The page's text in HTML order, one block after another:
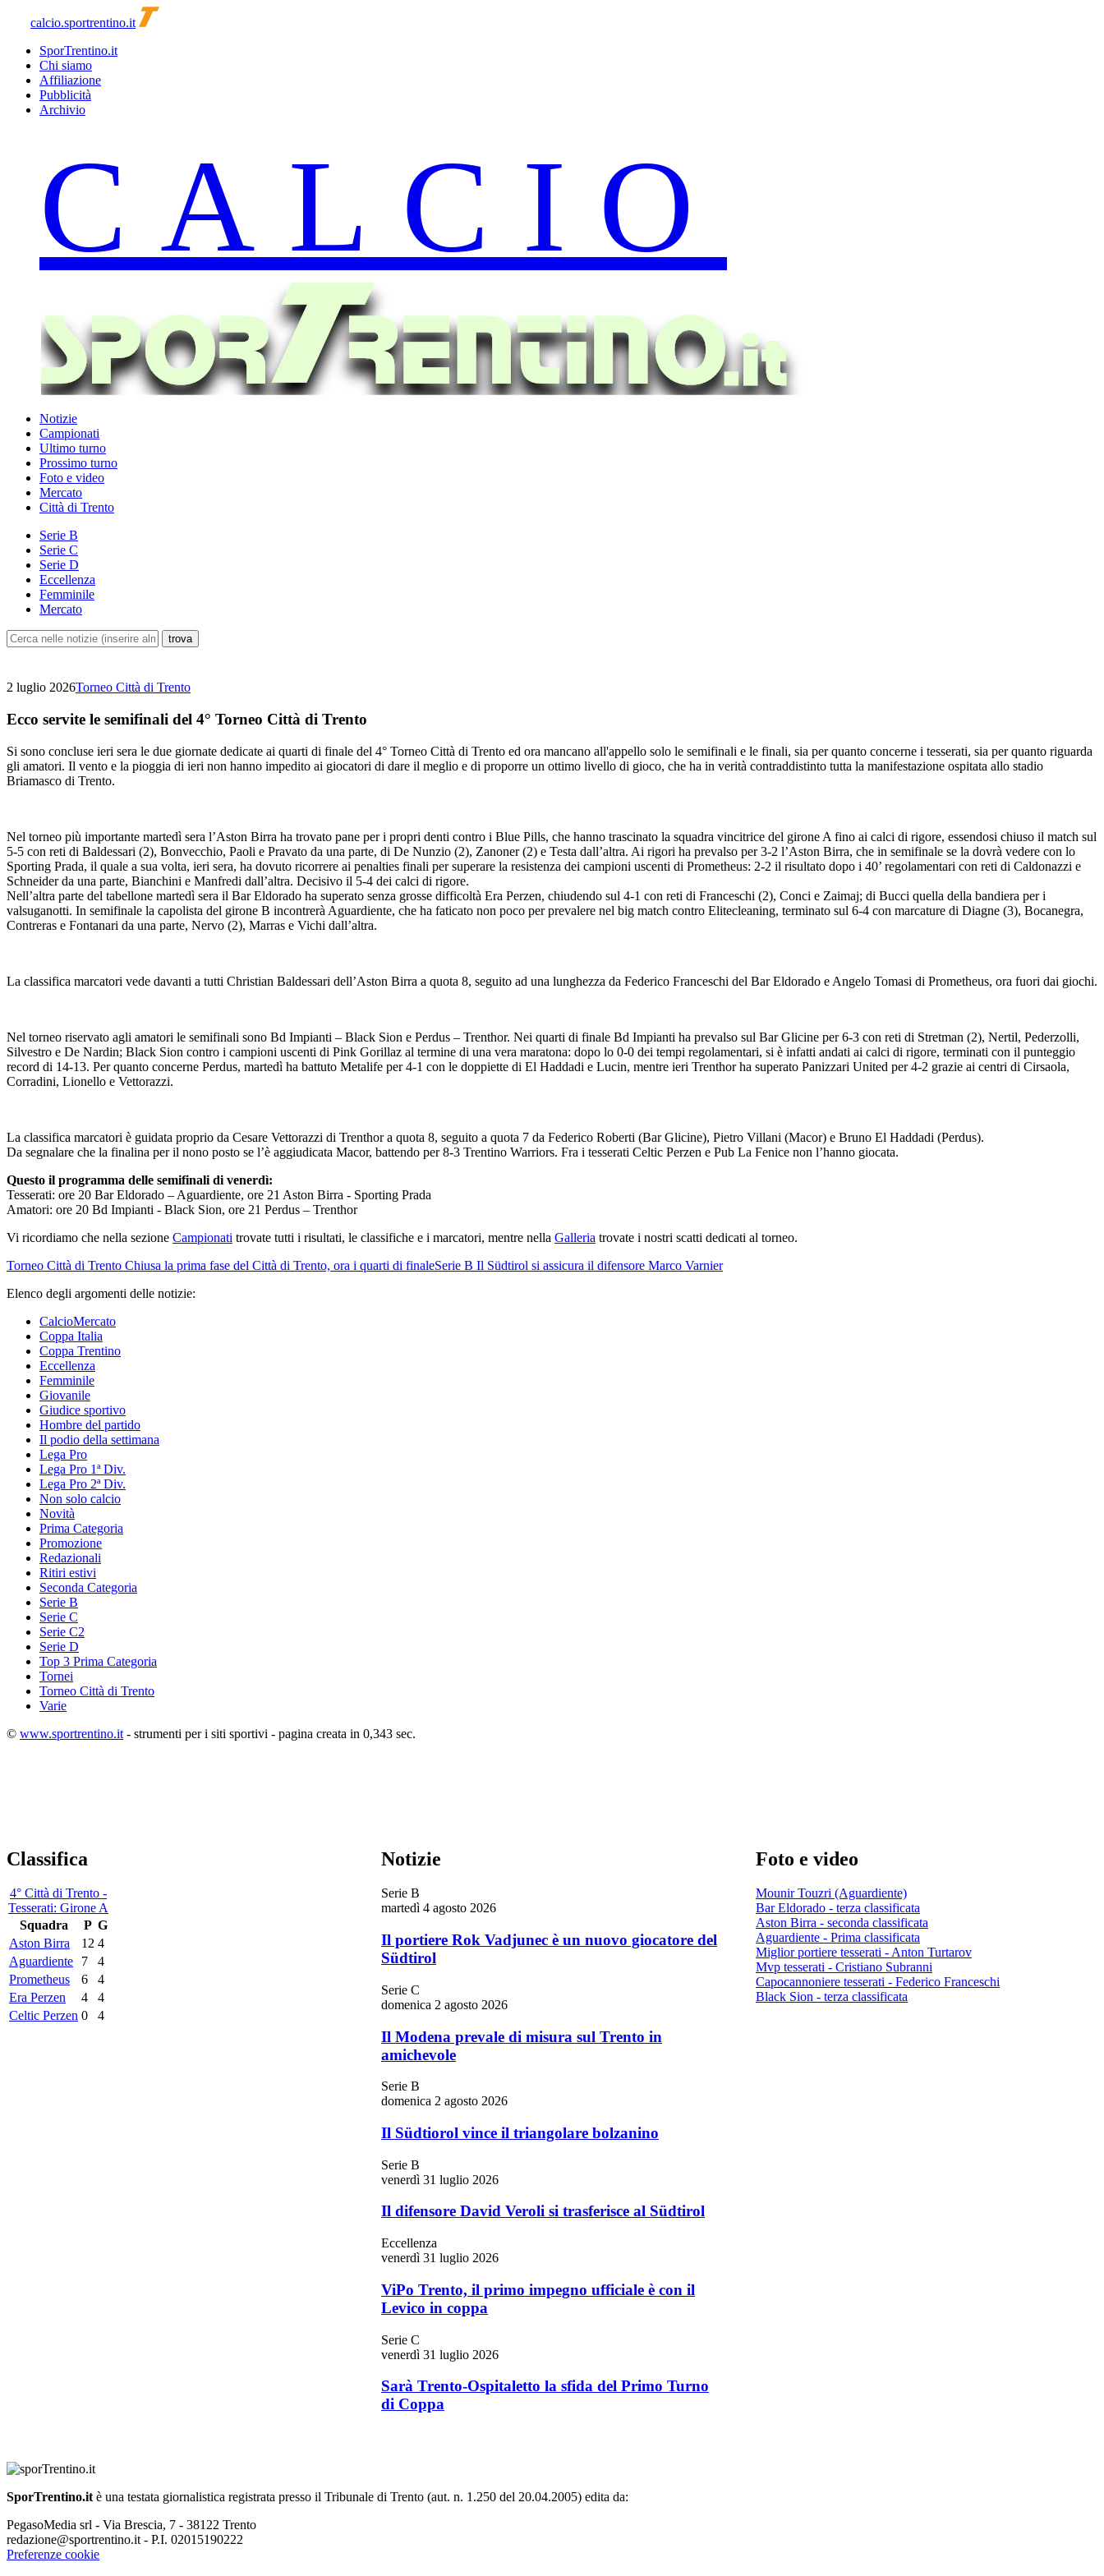
calcio.sportrentino.it
SporTrentino.it
Chi siamo
Affiliazione
Pubblicità
Archivio
Notizie
Campionati
Ultimo turno
Prossimo turno
Foto e video
Mercato
Città di Trento
Serie B
Serie C
Serie D
Eccellenza
Femminile
Mercato
2 luglio 2026Torneo Città di Trento
Ecco servite le semifinali del 4° Torneo Città di Trento
Si sono concluse ieri sera le due giornate dedicate ai quarti di finale del 4° Torneo Città di Trento ed ora mancano all'appello solo le semifinali e le finali, sia per quanto concerne i tesserati, sia per quanto riguarda
gli amatori. Il vento e la pioggia di ieri non hanno impedito ai giocatori di dare il meglio e di proporre un ottimo livello di gioco, che ha in verità contraddistinto tutta la manifestazione ospitata allo stadio
Briamasco di Trento.
Nel torneo più importante martedì sera l’Aston Birra ha trovato pane per i propri denti contro i Blue Pills, che hanno trascinato la squadra vincitrice del girone A fino ai calci di rigore, essendosi chiuso il match sul
5-5 con reti di Baldessari (2), Bonvecchio, Paoli e Pravato da una parte, di De Nunzio (2), Zanoner (2) e Testa dall’altra. Ai rigori ha prevalso per 3-2 l’Aston Birra, che in semifinale se la dovrà vedere con lo
Sporting Prada, il quale a sua volta, ieri sera, ha dovuto ricorrere ai penalties finali per superare la resistenza dei campioni uscenti di Prometheus: 2-2 il risultato dopo i 40’ regolamentari con reti di Caldonazzi e
Schneider da una parte, Bianchini e Manfredi dall’altra. Decisivo il 5-4 dei calci di rigore.
Nell’altra parte del tabellone martedì sera il Bar Eldorado ha superato senza grosse difficoltà Era Perzen, chiudendo sul 4-1 con reti di Franceschi (2), Conci e Zaimaj; di Bucci quella della bandiera per i
valsuganotti. In semifinale la capolista del girone B incontrerà Aguardiente, che ha faticato non poco per prevalere nel big match contro Elitecleaning, terminato sul 6-4 con marcature di Diagne (3), Bocanegra,
Contreras e Fontanari da una parte, Nervo (2), Marras e Vichi dall’altra.
La classifica marcatori vede davanti a tutti Christian Baldessari dell’Aston Birra a quota 8, seguito ad una lunghezza da Federico Franceschi del Bar Eldorado e Angelo Tomasi di Prometheus, ora fuori dai giochi.
Nel torneo riservato agli amatori le semifinali sono Bd Impianti – Black Sion e Perdus – Trenthor. Nei quarti di finale Bd Impianti ha prevalso sul Bar Glicine per 6-3 con reti di Stretman (2), Nertil, Pederzolli,
Silvestro e De Nardin; Black Sion contro i campioni uscenti di Pink Gorillaz al termine di una vera maratona: dopo lo 0-0 dei tempi regolamentari, si è infatti andati ai calci di rigore, terminati con il punteggio
record di 14-13. Per quanto concerne Perdus, martedì ha battuto Metalife per 4-1 con le doppiette di El Haddadi e Lucin, mentre ieri Trenthor ha superato Panizzari United per 4-2 grazie ai centri di Cirsaola,
Corradini, Lionello e Vettorazzi.
La classifica marcatori è guidata proprio da Cesare Vettorazzi di Trenthor a quota 8, seguito a quota 7 da Federico Roberti (Bar Glicine), Pietro Villani (Macor) e Bruno El Haddadi (Perdus).
Da segnalare che la finalina per il nono posto se l’è aggiudicata Macor, battendo per 8-3 Trentino Warriors. Fra i tesserati Celtic Perzen e Pub La Fenice non l’hanno giocata.
Questo il programma delle semifinali di venerdì:
Tesserati: ore 20 Bar Eldorado – Aguardiente, ore 21 Aston Birra - Sporting Prada
Amatori: ore 20 Bd Impianti - Black Sion, ore 21 Perdus – Trenthor
Vi ricordiamo che nella sezione Campionati trovate tutti i risultati, le classifiche e i marcatori, mentre nella Galleria trovate i nostri scatti dedicati al torneo.
Torneo Città di Trento Chiusa la prima fase del Città di Trento, ora i quarti di finaleSerie B Il Südtirol si assicura il difensore Marco Varnier
Elenco degli argomenti delle notizie:
CalcioMercato
Coppa Italia
Coppa Trentino
Eccellenza
Femminile
Giovanile
Giudice sportivo
Hombre del partido
Il podio della settimana
Lega Pro
Lega Pro 1ª Div.
Lega Pro 2ª Div.
Non solo calcio
Novità
Prima Categoria
Promozione
Redazionali
Ritiri estivi
Seconda Categoria
Serie B
Serie C
Serie C2
Serie D
Top 3 Prima Categoria
Tornei
Torneo Città di Trento
Varie
© www.sportrentino.it - strumenti per i siti sportivi - pagina creata in 0,343 sec.
Classifica
4° Città di Trento -
Tesserati: Girone A
Squadra
P G
Aston Birra
12 4
Aguardiente
7
4
Prometheus
6
4
Era Perzen
4
4
Celtic Perzen 0 4
Notizie
Serie B
martedì 4 agosto 2026
Il portiere Rok Vadjunec è un nuovo giocatore del
Südtirol
Serie C
domenica 2 agosto 2026
Il Modena prevale di misura sul Trento in
amichevole
Serie B
domenica 2 agosto 2026
Il Südtiorol vince il triangolare bolzanino
Serie B
venerdì 31 luglio 2026
Il difensore David Veroli si trasferisce al Südtirol
Eccellenza
venerdì 31 luglio 2026
ViPo Trento, il primo impegno ufficiale è con il
Levico in coppa
Serie C
venerdì 31 luglio 2026
Sarà Trento-Ospitaletto la sfida del Primo Turno
di Coppa
Foto e video
Mounir Touzri (Aguardiente)
Bar Eldorado - terza classificata
Aston Birra - seconda classificata
Aguardiente - Prima classificata
Miglior portiere tesserati - Anton Turtarov
Mvp tesserati - Cristiano Subranni
Capocannoniere tesserati - Federico Franceschi
Black Sion - terza classificata
SporTrentino.it è una testata giornalistica registrata presso il Tribunale di Trento (aut. n. 1.250 del 20.04.2005) edita da:
PegasoMedia srl - Via Brescia, 7 - 38122 Trento
redazione@sportrentino.it - P.I. 02015190222
Preferenze cookie